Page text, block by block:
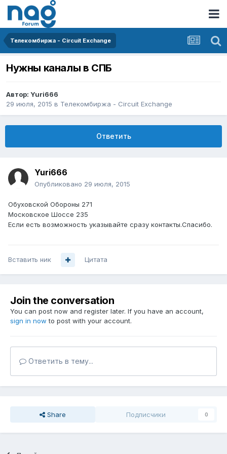
Телекомбиржа - Circuit Exchange
Нужны каналы в СПБ
Автор: Yuri666
29 июля, 2015 в Телекомбиржа - Circuit Exchange
Ответить
Yuri666
Опубликовано 29 июля, 2015
Обуховской Обороны 271
Московское Шоссе 235
Если есть возможность указывайте сразу контакты.Спасибо.
Вставить ник Цитата
Join the conversation
You can post now and register later. If you have an account,
sign in now to post with your account.
Ответить в тему...
Share Подписчики 0